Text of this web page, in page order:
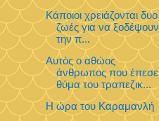
Κάποιοι χρειάζονται δυο
ζωές για να ξοδέψουν
την π...
Αυτός ο αθώος
άνθρωπος που έπεσε
θύμα του τραπεζικ...
Η ώρα του Καραμανλή